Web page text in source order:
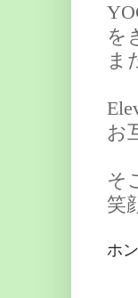
を
ま
お
そ
笑
ホ